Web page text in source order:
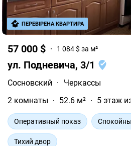
57 000 $ 1 084 $ за м²
ул. Подневича, 3/1
Сосновский ·
Черкассы
2 комнаты
52.6 м² 5 этаж
Оперативный показ
Тихий двор
ПЕРЕВІРЕНА КВАРТИРА